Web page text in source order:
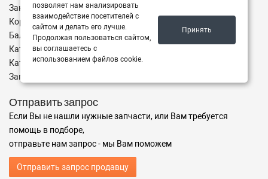
Заказы
Корзина
Баланс
Каталог товаров
Каталог брендов
Запчасти по Маркам
Отправить запрос
Если Вы не нашли нужные запчасти, или Вам требуется
помощь в подборе,
отправьте нам запрос - мы Вам поможем
Отправить запрос продавцу
позволяет нам анализировать
взаимодействие посетителей с
сайтом и делать его лучше.
Продолжая пользоваться сайтом,
вы соглашаетесь с
использованием файлов cookie.
Принять